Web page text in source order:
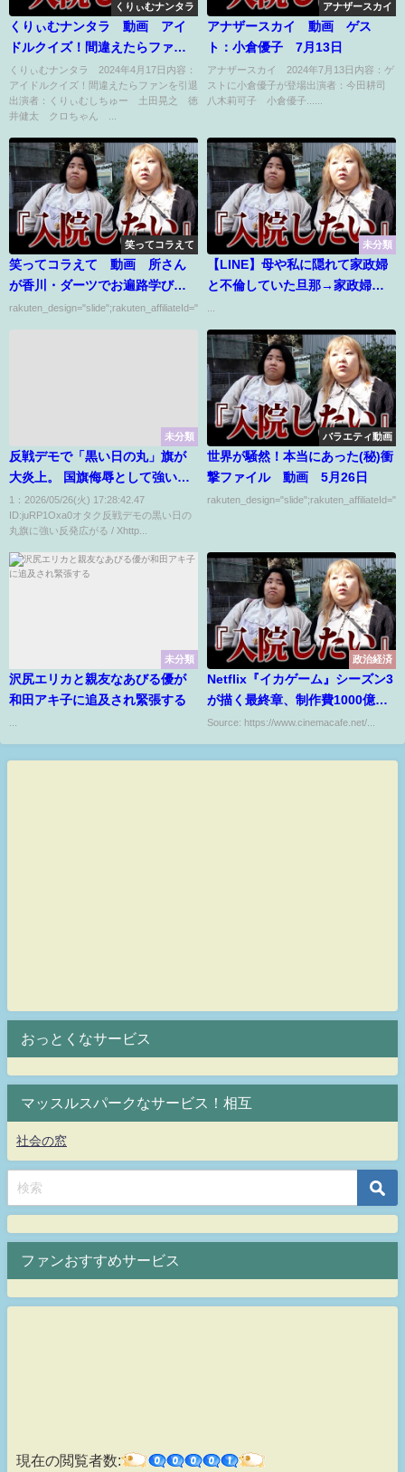
くりぃむナンタラ
くりぃむナンタラ 動画 アイ
ドルクイズ！間違えたらファン
を引退 4月17日
くりぃむナンタラ 2024年4月17日内容：
アイドルクイズ！間違えたらファンを引退
出演者：くりぃむしちゅー 土田晃之 徳
井健太 クロちゃん ...
アナザースカイ
アナザースカイ 動画 ゲス
ト：小倉優子 7月13日
アナザースカイ 2024年7月13日内容：ゲ
ストに小倉優子が登場出演者：今田耕司
八木莉可子 小倉優子......
笑ってコラえて
笑ってコラえて 動画 所さん
が香川・ダーツでお遍路学び
旅 4月12日
rakuten_design="slide";rakuten_affiliateId="00ed0224.63...
未分類
【LINE】母や私に隠れて家政婦
と不倫していた旦那→家政婦を
は離婚を言い渡してきたので...
【ピットク】
未分類
反戦デモで「黒い日の丸」旗が
大炎上。 国旗侮辱として強い非
難
1：2026/05/26(火) 17:28:42.47
ID:juRP1Oxa0オタク反戦デモの黒い日の
丸旗に強い反発広がる / Xhttp...
バラエティ動画
世界が騒然！本当にあった(秘)衝
撃ファイル 動画 5月26日
未分類
沢尻エリカと親友なあびる優が
和田アキ子に追及され緊張する
...
政治経済
Netflix『イカゲーム』シーズン3
が描く最終章、制作費1000億ウ
ォンの集大成
Source: https://www.cinemacafe.net/...
おっとくなサービス
マッスルスパークなサービス！相互
社会の窓
ファンおすすめサービス
現在の閲覧者数: